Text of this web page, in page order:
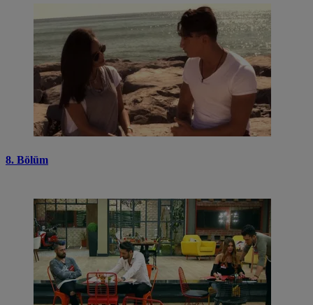
8. Bölüm